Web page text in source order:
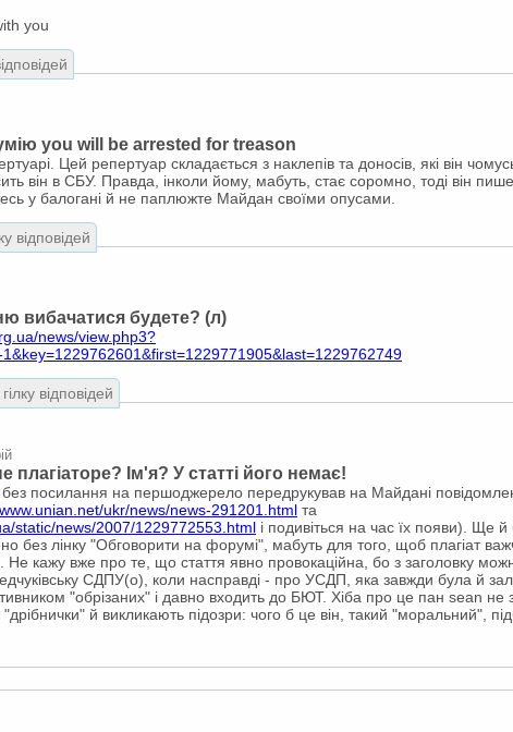
you
you will be arrested for treason
Цей репертуар складається з наклепів та доносів, які він
він в СБУ. Правда, інколи йому, мабуть, стає соромно, тоді він
у балогані й не паплюжте Майдан своїми опусами.
відповідей
вибачатися будете? (л)
news/view.php3?
відповідей
плагіаторе? Ім'я? У статті його немає!
без посилання на першоджерело передрукував на Майдані
ukr/news/news-291201.html та
static/news/2007/1229772553.html і подивіться на час їх появи). Ще
без лінку "Обговорити на форумі", мабуть для того, щоб плагіат
Не кажу вже про те, що стаття явно провокаційна, бо з заголовку
СДПУ(о), коли насправді - про УСДП, яка завжди була й
"обрізаних" і давно входить до БЮТ. Хіба про це пан sean не
"дрібнички" й викликають підозри: чого б це він, такий "моральний",